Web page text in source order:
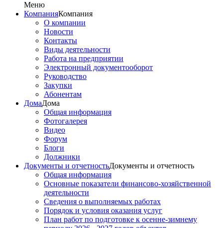
Меню
КомпанияКомпания
О компании
Новости
Контакты
Виды деятельности
Работа на предприятии
Электронный документооборот
Руководство
Закупки
Абонентам
ДомаДома
Общая информация
Фотогалерея
Видео
Форум
Блоги
Должники
Документы и отчетностьДокументы и отчетность
Общая информация
Основные показатели финансово-хозяйственной
деятельности
Сведения о выполняемых работах
Порядок и условия оказания услуг
План работ по подготовке к осенне-зимнему